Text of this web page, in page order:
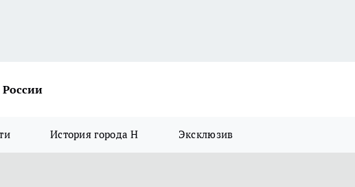
История города Н Эксклюзив